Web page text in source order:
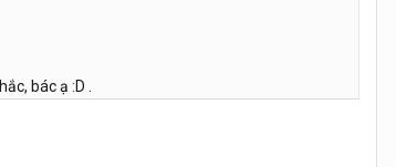
bác ạ :D .